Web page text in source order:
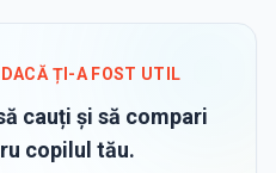
ȚI-A FOST UTIL
cauți și să compari
copilul tău.